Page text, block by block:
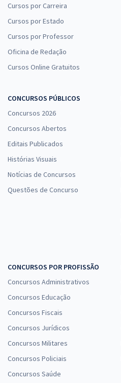
Cursos por Carreira
Cursos por Estado
Cursos por Professor
Oficina de Redação
Cursos Online Gratuitos
CONCURSOS PÚBLICOS
Concursos 2026
Concursos Abertos
Editais Publicados
Histórias Visuais
Notícias de Concursos
Questões de Concurso
CONCURSOS POR PROFISSÃO
Concursos Administrativos
Concursos Educação
Concursos Fiscais
Concursos Jurídicos
Concursos Militares
Concursos Policiais
Concursos Saúde